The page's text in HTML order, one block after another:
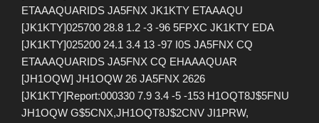
ETAAAQUARIDS JA5FNX JK1KTY ETAAAQU
[JK1KTY]025700 28.8 1.2 -3 -96 5FPXC JK1KTY EDA
[JK1KTY]025200 24.1 3.4 13 -97 I0S JA5FNX CQ
ETAAAQUARIDS JA5FNX CQ EHAAAQUAR
[JH1OQW] JH1OQW 26 JA5FNX 2626
[JK1KTY]Report:000330 7.9 3.4 -5 -153 H1OQT8J$5FNU
JH1OQW G$5CNX,JH1OQT8J$2CNV JI1PRW,